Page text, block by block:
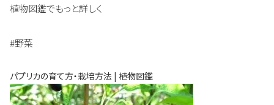
植物図鑑でもっと詳しく
#野菜
パプリカの育て方・栽培方法 | 植物図鑑